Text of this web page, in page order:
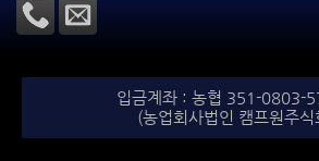
입금계좌 : 농협 351-0803-
(농업회사법인 캠프원주식